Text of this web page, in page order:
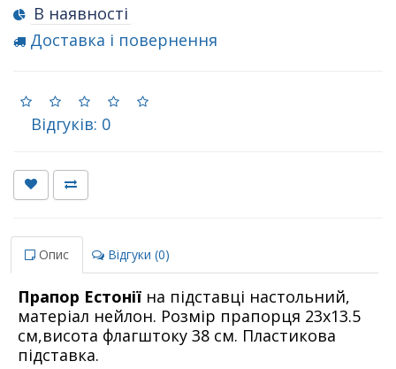
В наявності
Доставка і повернення
Відгуків: 0
Опис Відгуки (0)
Прапор Естонії на підставці настольний,
матеріал нейлон. Розмір прапорця 23х13.5
см,висота флагштоку 38 см. Пластикова
підставка.